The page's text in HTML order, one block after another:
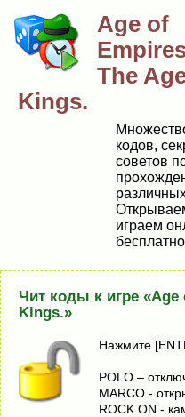
Age of
The
Kings.
кодов,
советов
играем
Чит коды к игре
Kings.»
Нажмите
POLO –
MARCO -
ROCK ON -